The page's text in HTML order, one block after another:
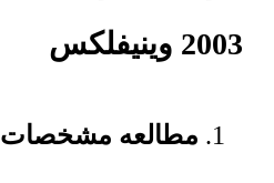
2003 وینیفلکس
مطالعه مشخصات